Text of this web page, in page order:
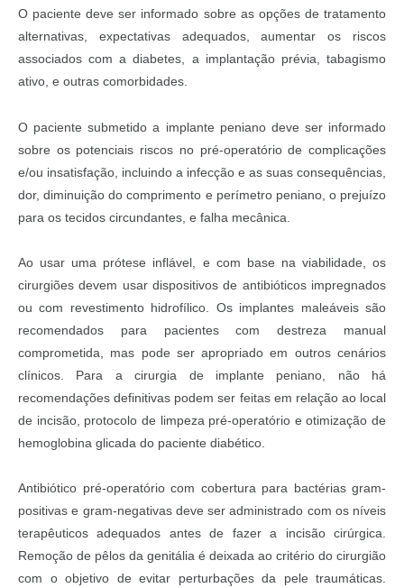
O paciente deve ser informado sobre as opções de tratamento
alternativas, expectativas adequados, aumentar os riscos
associados com a diabetes, a implantação prévia, tabagismo
ativo, e outras comorbidades.
O paciente submetido a implante peniano deve ser informado
sobre os potenciais riscos no pré-operatório de complicações
e/ou insatisfação, incluindo a infecção e as suas consequências,
dor, diminuição do comprimento e perímetro peniano, o prejuízo
para os tecidos circundantes, e falha mecânica.
Ao usar uma prótese inflável, e com base na viabilidade, os
cirurgiões devem usar dispositivos de antibióticos impregnados
ou com revestimento hidrofílico. Os implantes maleáveis são
recomendados para pacientes com destreza manual
comprometida, mas pode ser apropriado em outros cenários
clínicos. Para a cirurgia de implante peniano, não há
recomendações definitivas podem ser feitas em relação ao local
de incisão, protocolo de limpeza pré-operatório e otimização de
hemoglobina glicada do paciente diabético.
Antibiótico pré-operatório com cobertura para bactérias gram-
positivas e gram-negativas deve ser administrado com os níveis
terapêuticos adequados antes de fazer a incisão cirúrgica.
Remoção de pêlos da genitália é deixada ao critério do cirurgião
com o objetivo de evitar perturbações da pele traumáticas.